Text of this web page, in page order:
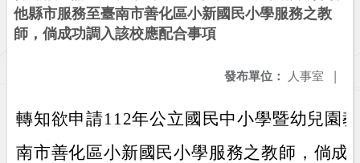
他縣市服務至臺南市善化區小新國民小學服務之教
師，倘成功調入該校應配合事項
發布單位： 人事室 |
轉知欲申請112年公立國民中小學暨幼兒園
南市善化區小新國民小學服務之教師，倘成